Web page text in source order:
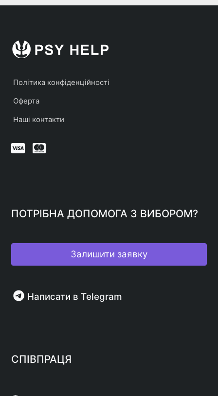
Політика конфіденційності
Оферта
Наші контакти
ПОТРІБНА ДОПОМОГА З ВИБОРОМ?
Залишити заявку
Написати в Telegram
СПІВПРАЦЯ